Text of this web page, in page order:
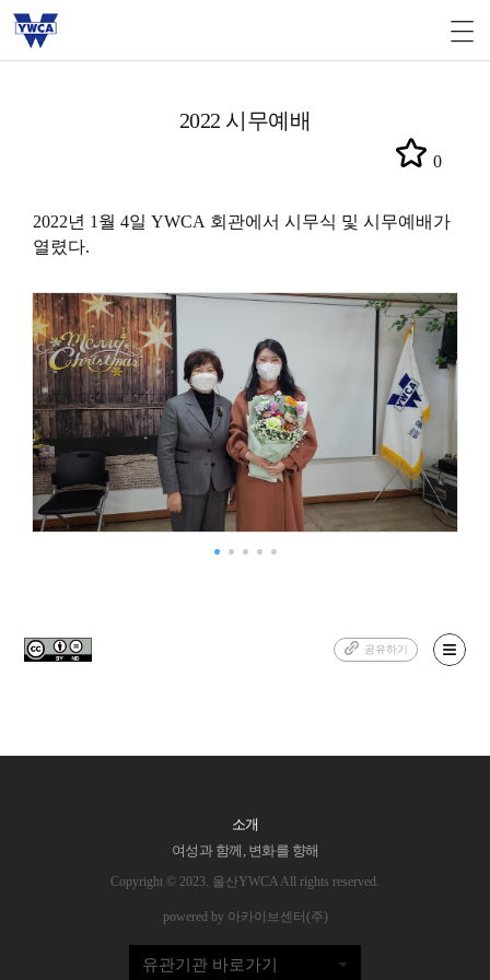
2022 시무예배
0
2022년 1월 4일 YWCA 회관에서 시무식 및 시무예배가
열렸다.
공유하기
소개
여성과 함께, 변화를 향해
Copyright © 2023. 울산YWCA All rights reserved.
powered by 아카이브센터(주)
유관기관 바로가기